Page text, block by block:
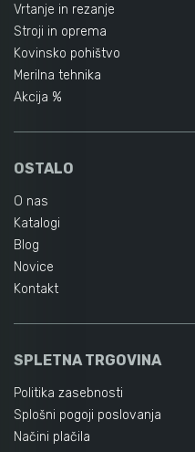
Vrtanje in rezanje
Stroji in oprema
Kovinsko pohištvo
Merilna tehnika
Akcija %
OSTALO
O nas
Katalogi
Blog
Novice
Kontakt
SPLETNA TRGOVINA
Politika zasebnosti
Splošni pogoji poslovanja
Načini plačila